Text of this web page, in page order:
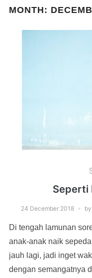
MONTH:
Seperti
24 December 2018 by
Di tengah lamunan
anak-anak naik
jauh lagi, jadi inget
dengan semangatnya